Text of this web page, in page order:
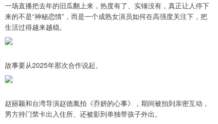
一场直播把去年的旧瓜翻上来，热度有了、实锤没有，真正让人停下
来的不是“神秘恋情”，而是一个成熟女演员如何在高强度关注下，把
生活过得越来越稳。
故事要从2025年那次合作说起。
赵丽颖和台湾导演赵德胤拍《乔妍的心事》，期间被拍到亲密互动，
男方持门禁卡出入住所、还被影到单独带孩子外出。